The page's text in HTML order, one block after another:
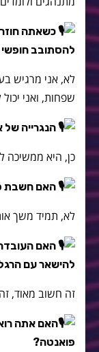
כשאתה
להסתובב
לא, אני מרגיש
שפחות, ואני
הנגרייה של
כן, היא ממשיכה
האם חשבת
לא, תמיד משך
האם
להישאר עם
זה חשוב מאוד,
האם אתה
פואנטה?